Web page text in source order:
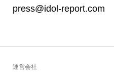
press@idol-report.com
運営会社